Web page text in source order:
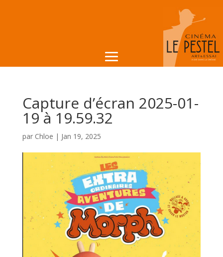
Capture d’écran 2025-01-
19 à 19.59.32
par Chloe | Jan 19, 2025